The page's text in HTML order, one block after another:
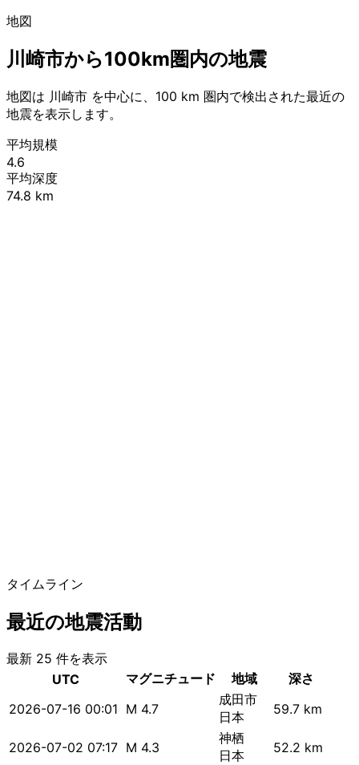
地図
川崎市から100km圏内の地震
地図は 川崎市 を中心に、100 km 圏内で検出された最近の
地震を表示します。
平均規模
4.6
平均深度
74.8 km
タイムライン
最近の地震活動
最新 25 件を表示
UTC
マグニチュード 地域
深さ
2026-07-16 00:01 M 4.7
成田市
日本
59.7 km
2026-07-02 07:17 M 4.3
神栖
日本
52.2 km